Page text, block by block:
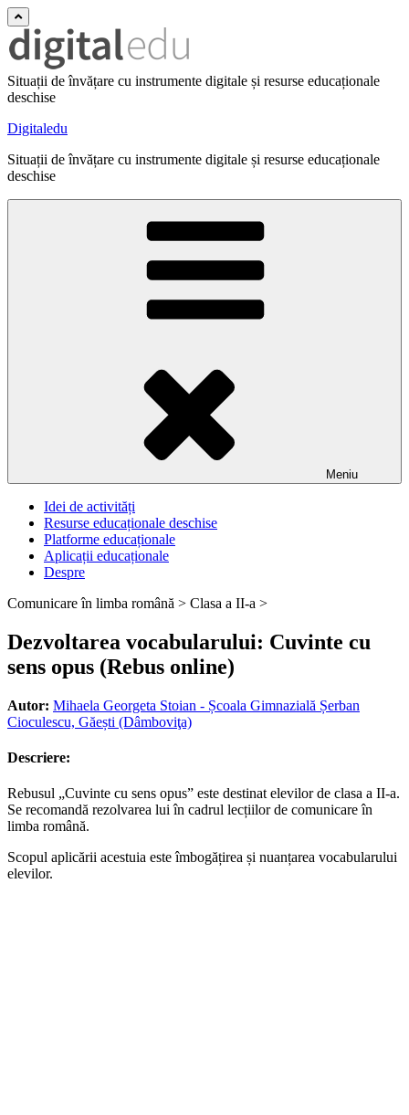
Situații de învățare cu instrumente digitale și resurse educaționale
deschise
Digitaledu
Situații de învățare cu instrumente digitale și resurse educaționale
deschise
Meniu
Idei de activități
Resurse educaționale deschise
Platforme educaționale
Aplicații educaționale
Despre
Comunicare în limba română > Clasa a II-a >
Dezvoltarea vocabularului: Cuvinte cu
sens opus (Rebus online)
Autor: Mihaela Georgeta Stoian - Școala Gimnazială Șerban
Cioculescu, Găești (Dâmboviţa)
Descriere:
Rebusul „Cuvinte cu sens opus” este destinat elevilor de clasa a II-a.
Se recomandă rezolvarea lui în cadrul lecțiilor de comunicare în
limba română.
Scopul aplicării acestuia este îmbogățirea și nuanțarea vocabularului
elevilor.